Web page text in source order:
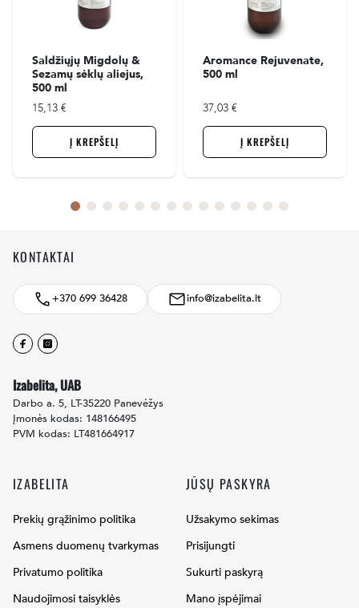
Saldžiųjų Migdolų &
Sezamų sėklų aliejus,
500 ml
15,13 €
Į KREPŠELĮ
Aromance Rejuvenate,
500 ml
37,03 €
Į KREPŠELĮ
KONTAKTAI
+370 699 36428 info@izabelita.lt
FacebookInstagram
Izabelita, UAB
Darbo a. 5, LT-35220 Panevėžys
Įmonės kodas: 148166495
PVM kodas: LT481664917
IZABELITA
Prekių grąžinimo politika
Asmens duomenų tvarkymas
Privatumo politika
Naudojimosi taisyklės
JŪSŲ PASKYRA
Užsakymo sekimas
Prisijungti
Sukurti paskyrą
Mano įspėjimai